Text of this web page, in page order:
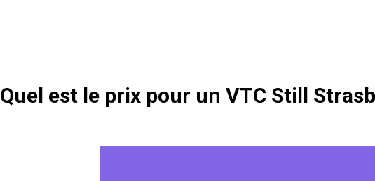
Quel est le prix pour un VTC Still